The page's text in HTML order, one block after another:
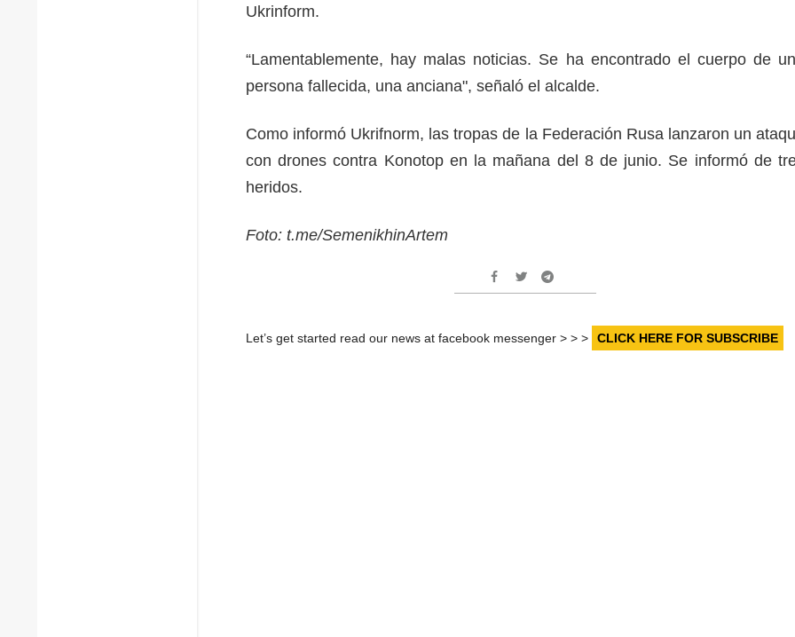
Ukrinform.
“Lamentablemente, hay malas noticias. Se ha encontrado el cuerpo de
persona fallecida, una anciana", señaló el alcalde.
Como informó Ukrifnorm, las tropas de la Federación Rusa lanzaron un
con drones contra Konotop en la mañana del 8 de junio. Se informó de
heridos.
Foto: t.me/SemenikhinArtem
Let’s get started read our news at facebook messenger > > > CLICK HERE FOR SUBSCRIBE